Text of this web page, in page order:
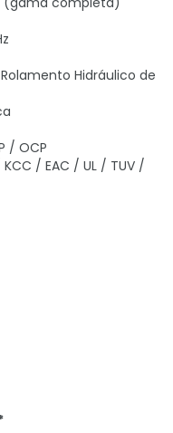
Hidráulico de
/ OCP
/ EAC / UL / TUV /